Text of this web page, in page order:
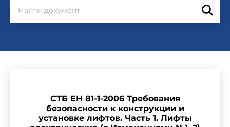
СТБ ЕН 81-1-2006 Требования
безопасности к конструкции и
установке лифтов. Часть 1. Лифты